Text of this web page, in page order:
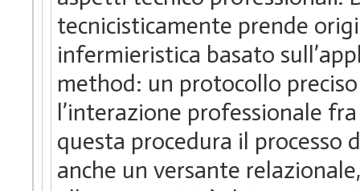
tecnicisticamente prende
infermieristica basato
method: un protocollo
l’interazione professionale
questa procedura il processo
anche un versante